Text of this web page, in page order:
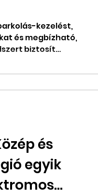
kezelést,
és megbízható,
biztosít
és
egyik